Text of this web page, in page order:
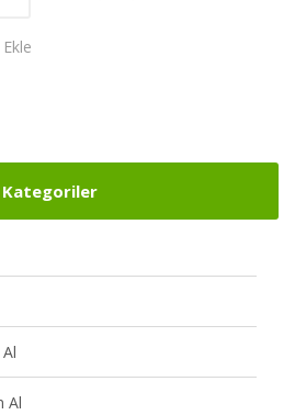
Kategoriler
Al